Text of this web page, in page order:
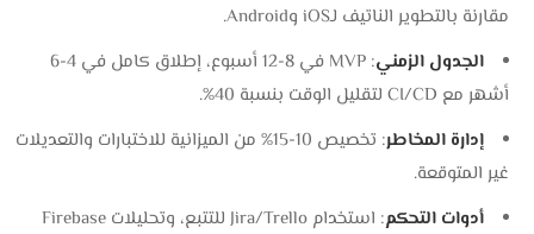
مقارنة بالتطوير الناتيف لـiOS وAndroid.
الجدول الزمني
: MVP في 8-12 أسبوع، إطلاق كامل في 4-6
أشهر مع CI/CD لتقليل الوقت بنسبة 40%.
إدارة المخاطر
: تخصيص 10-15% من الميزانية للاختبارات والتعديلات
غير المتوقعة.
أدوات التحكم
: استخدام Jira/Trello للتتبع، وتحليلات Firebase